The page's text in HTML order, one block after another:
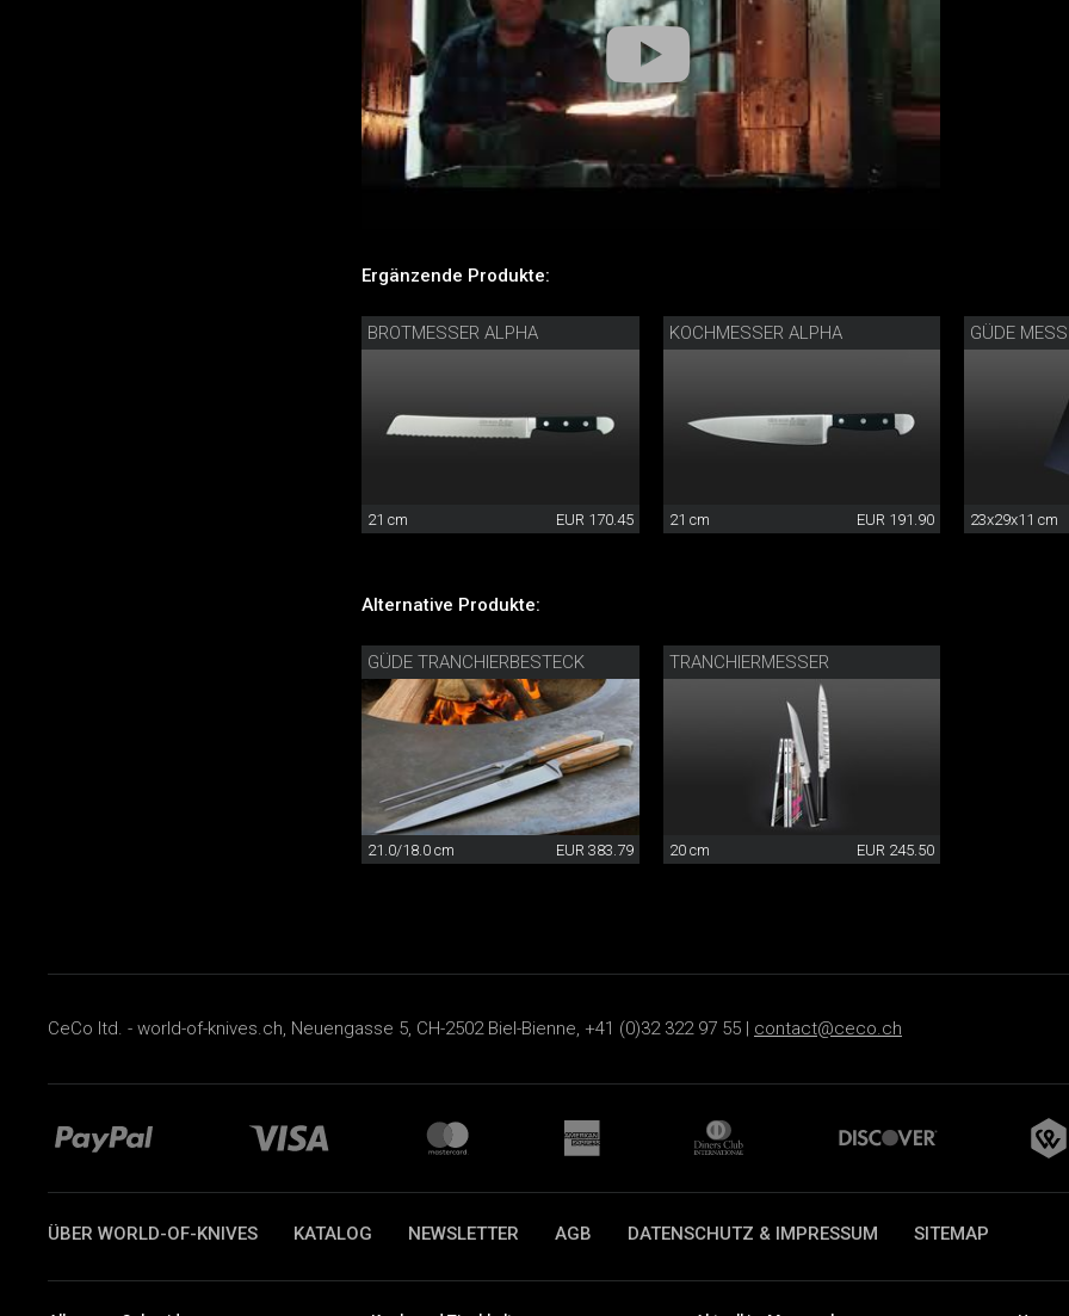
Ergänzende Produkte:
BROTMESSER ALPHA
21 cm EUR 170.45
KOCHMESSER ALPHA
21 cm EUR 191.90
GÜDE
23x29x11 cm
Alternative Produkte:
GÜDE TRANCHIERBESTECK
21.0/18.0 cm EUR 383.79
TRANCHIERMESSER
20 cm EUR 245.50
CeCo ltd. - world-of-knives.ch, Neuengasse 5, CH-2502 Biel-Bienne, +41 (0)32 322 97 55 | contact@ceco.ch
ÜBER WORLD-OF-KNIVES KATALOG NEWSLETTER AGB DATENSCHUTZ & IMPRESSUM SITEMAP